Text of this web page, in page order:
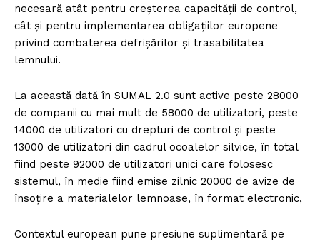
necesară atât pentru creșterea capacității de control,
cât și pentru implementarea obligațiilor europene
privind combaterea defrișărilor și trasabilitatea
lemnului.
La această dată în SUMAL 2.0 sunt active peste 28000
de companii cu mai mult de 58000 de utilizatori, peste
14000 de utilizatori cu drepturi de control și peste
13000 de utilizatori din cadrul ocoalelor silvice, în total
fiind peste 92000 de utilizatori unici care folosesc
sistemul, în medie fiind emise zilnic 20000 de avize de
însoțire a materialelor lemnoase, în format electronic,
Contextul european pune presiune suplimentară pe